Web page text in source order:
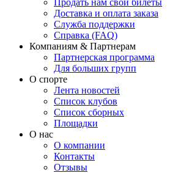
Доставка и оплата заказа
Служба поддержки
Справка (FAQ)
Компаниям & Партнерам
Партнерская программа
Для больших групп
О спорте
Лента новостей
Список клубов
Список сборных
Площадки
О нас
О компании
Контакты
Отзывы